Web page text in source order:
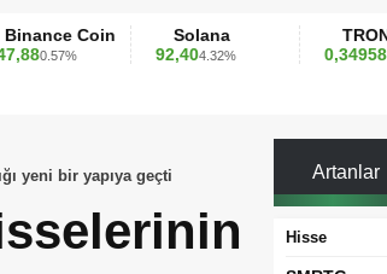
Coin
Solana
92,40 4.32%
TRON
0,3495890.42%
yeni bir yapıya geçti
Artanlar
Hisse